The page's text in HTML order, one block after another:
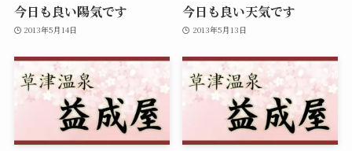
今日も良い陽気です
2013年5月14日
今日も良い天気です
2013年5月13日